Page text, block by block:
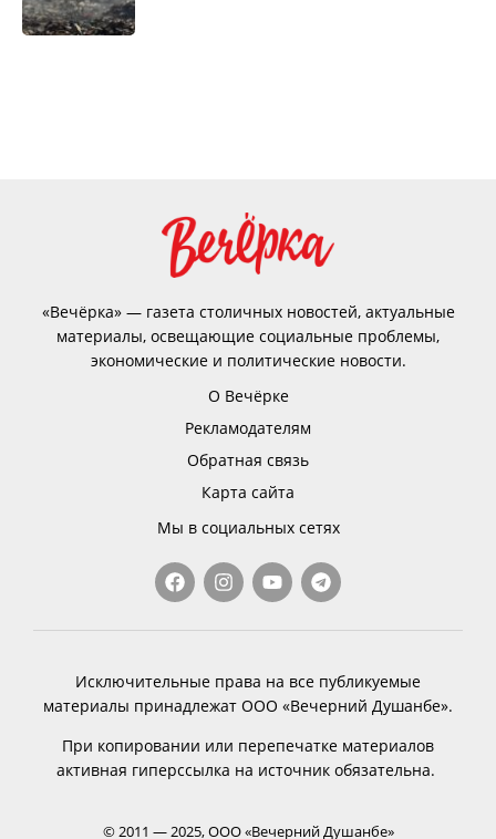
«Вечёрка» — газета столичных новостей, актуальные
материалы, освещающие социальные проблемы,
экономические и политические новости.
О Вечёрке
Рекламодателям
Обратная связь
Карта сайта
Мы в социальных сетях
Исключительные права на все публикуемые
материалы принадлежат ООО «Вечерний Душанбе».
При копировании или перепечатке материалов
активная гиперссылка на источник обязательна.
© 2011 — 2025, ООО «Вечерний Душанбе»